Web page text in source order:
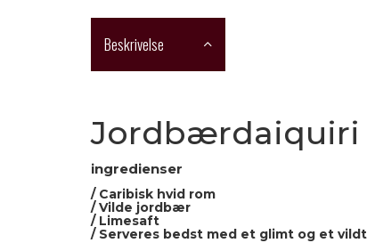
Beskrivelse
Jordbærdaiquiri
ingredienser
/ Caribisk hvid rom
/ Vilde jordbær
/ Limesaft
/ Serveres bedst med et glimt og et